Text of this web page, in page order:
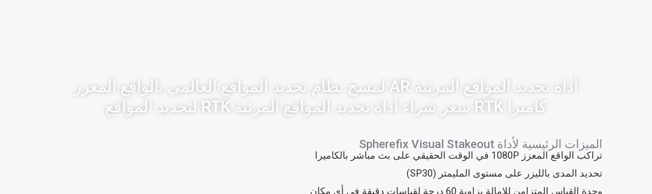
أداة تحديد المواقع المرئية AR لمسح نظام تحديد المواقع العالمي بالواقع المعزز
كاميرا RTK سعر شراء أداة تحديد المواقع المرئية RTK لتحديد المواقع
الميزات الرئيسية لأداة Spherefix Visual Stakeout
تراكب الواقع المعزز 1080P في الوقت الحقيقي على بث مباشر بالكاميرا
تحديد المدى بالليزر على مستوى المليمتر (SP30)
وحدة القياس المتزامن للإمالة بزاوية 60 درجة لقياسات دقيقة في أي مكان